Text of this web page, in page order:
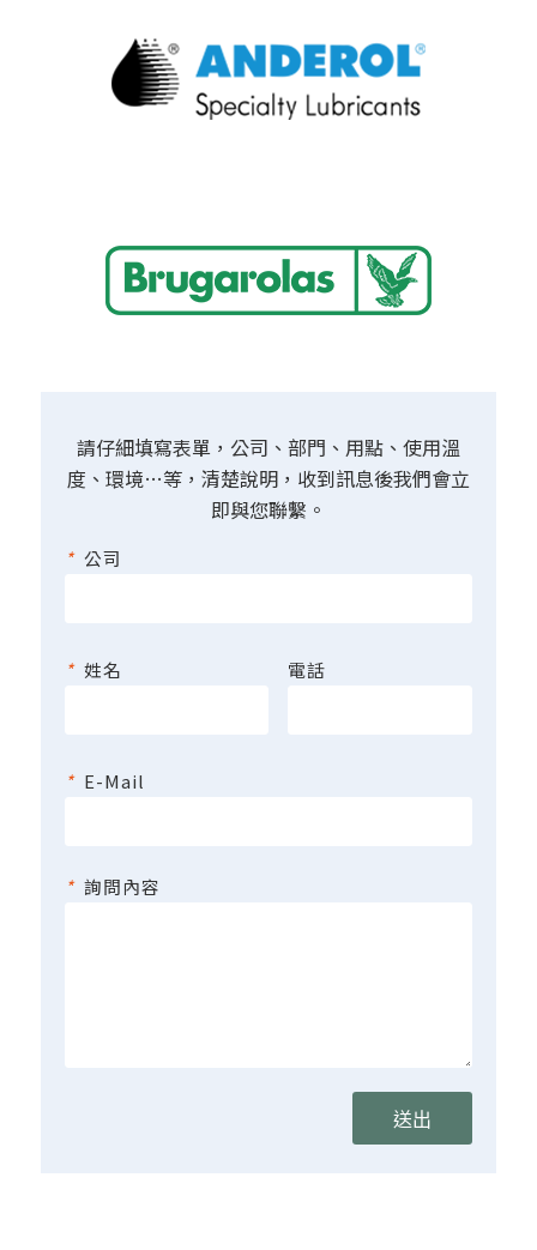
請仔細填寫表單，公司、部門、用點、使用溫
度、環境…等，清楚說明，收到訊息後我們會立
即與您聯繫。
* 公司
* 姓名 電話
* E-Mail
* 詢問內容